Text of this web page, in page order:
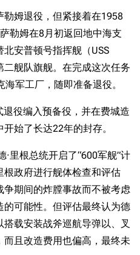
姆退役，但紧接着在1958
勒姆在8月初返回地中海支
安普顿号指挥舰（USS
舰队旗舰。在完成这次任务
军工厂，随即准备退役。
役编入预备役，并在费城造
始了长达22年的封存。
里根总统开启了“600军舰”计
根政府进行舰体检查和评估
争期间的炸膛事故而不被考虑
可能性。但评估最终认为德
载安装战斧巡航导弹以、叉
且改造费用也偏高，最终未